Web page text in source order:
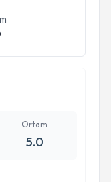
Ortam
5.0